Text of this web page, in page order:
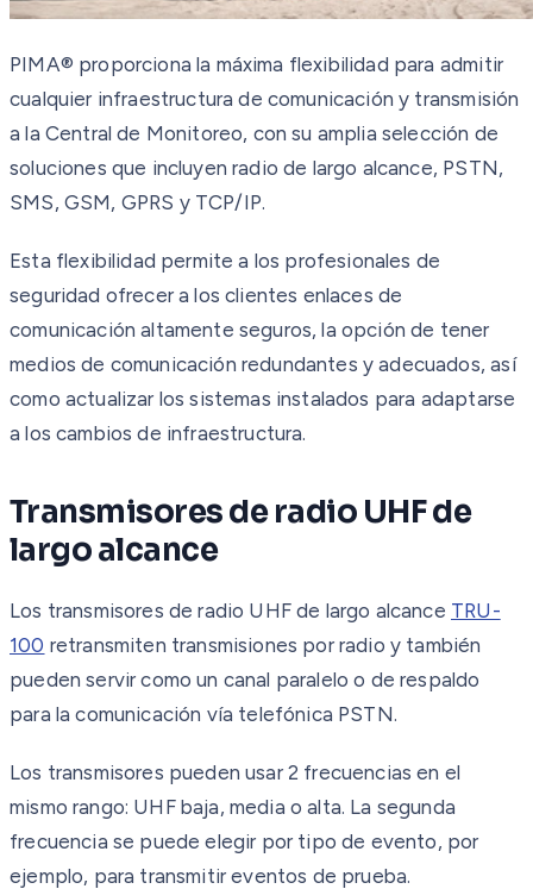
PIMA® proporciona la máxima flexibilidad para admitir
cualquier infraestructura de comunicación y transmisión
a la Central de Monitoreo, con su amplia selección de
soluciones que incluyen radio de largo alcance, PSTN,
SMS, GSM, GPRS y TCP/IP.
Esta flexibilidad permite a los profesionales de
seguridad ofrecer a los clientes enlaces de
comunicación altamente seguros, la opción de tener
medios de comunicación redundantes y adecuados, así
como actualizar los sistemas instalados para adaptarse
a los cambios de infraestructura.
Transmisores de radio UHF de
largo alcance
Los transmisores de radio UHF de largo alcance TRU-
100 retransmiten transmisiones por radio y también
pueden servir como un canal paralelo o de respaldo
para la comunicación vía telefónica PSTN.
Los transmisores pueden usar 2 frecuencias en el
mismo rango: UHF baja, media o alta. La segunda
frecuencia se puede elegir por tipo de evento, por
ejemplo, para transmitir eventos de prueba.